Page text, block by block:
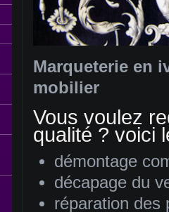
Marqueterie en
mobilier
Vous voulez
qualité ? voici
démontage
décapage du
réparation des